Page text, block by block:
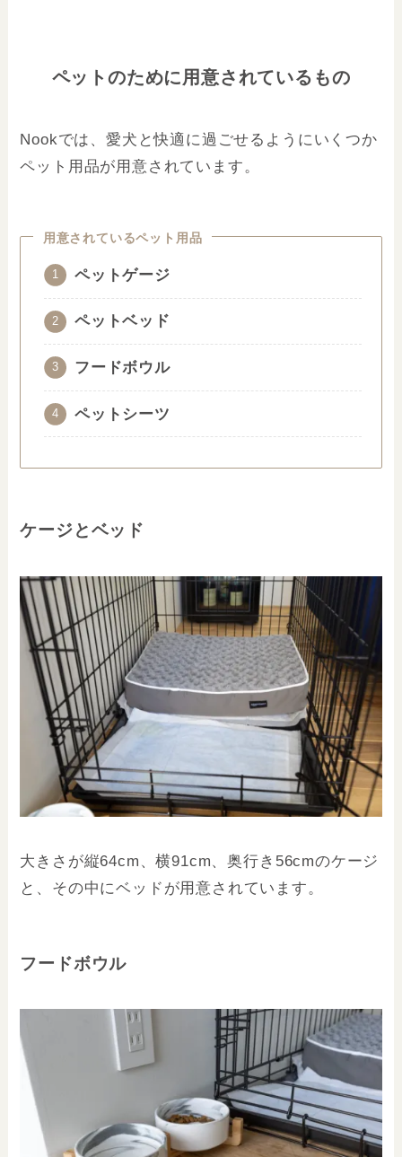
ペットのために用意されているもの
Nookでは、愛犬と快適に過ごせるようにいくつか
ペット用品が用意されています。
用意されているペット用品
ペットゲージ
ペットベッド
フードボウル
ペットシーツ
ケージとベッド
大きさが縦64cm、横91cm、奥行き56cmのケージ
と、その中にベッドが用意されています。
フードボウル